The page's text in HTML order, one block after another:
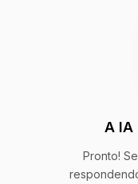
A IA
Pronto!